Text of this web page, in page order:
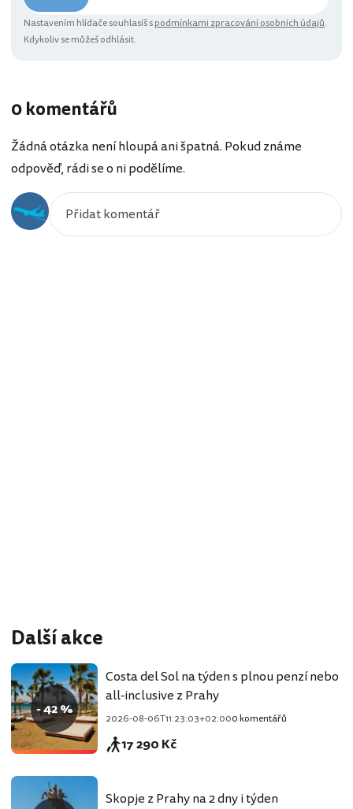
Nastavením hlídače souhlasíš spodmínkami zpracování osobních údajů.
Kdykoliv se můžeš odhlásit.
0 komentářů
Žádná otázka není hloupá ani špatná. Pokud známe
odpověď, rádi se o ni podělíme.
Další akce
- 42 %
Costa del Sol na týden s plnou penzí nebo
all-inclusive z Prahy
2026-08-06T11:23:03+02:000 komentářů
17 290 Kč
Skopje z Prahy na 2 dny i týden